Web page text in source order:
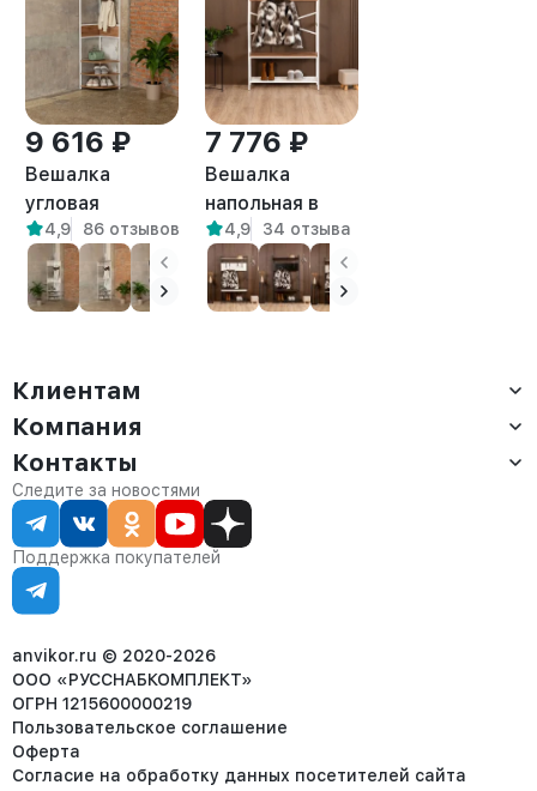
9 616 ₽
Вешалка
угловая
напольная
Анива белый/
амаретто
4,9 86 отзывов
7 776 ₽
Вешалка
напольная в
прихожую лофт
Татта белый/
амаретто
4,9 34 отзыва
Клиентам
Доставка
Оплата
Сервис
Статус заказа
Статьи
Компания
О компании
Контакты
Партнёрам
Контакты
Отдел продаж:
8 (800) 234-22-62
corp@anvikor.ru
Ежедневно, с 7:00-19:00 (МСК)
Отдел рекламации:
8 (953) 455-25-61
Следите за новостями
Поддержка покупателей
anvikor.ru © 2020-2026
ООО «РУССНАБКОМПЛЕКТ»
ОГРН 1215600000219
Пользовательское соглашение
Оферта
Согласие на обработку данных посетителей сайта